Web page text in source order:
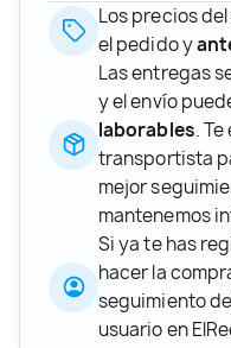
Los precios
el pedido y
Las entregas
y el envío
laborables.
transportista
mejor
mantenemos
Si ya te has
hacer la
seguimiento
usuario en